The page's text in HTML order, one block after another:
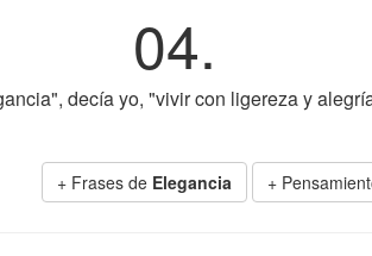
04.
decía yo, "vivir con ligereza y
+ Frases de Elegancia +